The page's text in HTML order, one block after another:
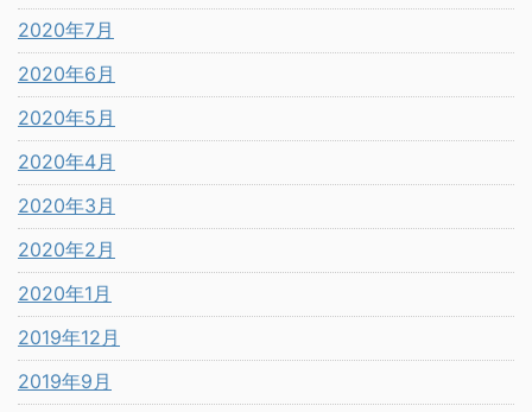
2020年7月
2020年6月
2020年5月
2020年4月
2020年3月
2020年2月
2020年1月
2019年12月
2019年9月